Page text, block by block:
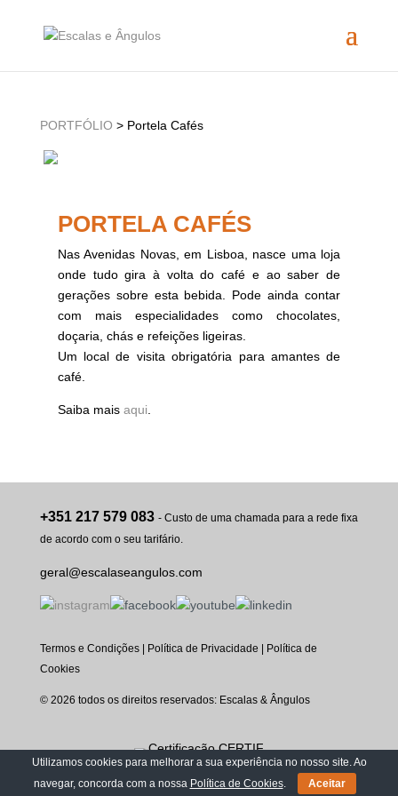
PORTFÓLIO > Portela Cafés
PORTELA CAFÉS
Nas Avenidas Novas, em Lisboa, nasce uma loja
onde tudo gira à volta do café e ao saber de
gerações sobre esta bebida. Pode ainda contar
com mais especialidades como chocolates,
doçaria, chás e refeições ligeiras.
Um local de visita obrigatória para amantes de
café.
Saiba mais aqui
+351 217 579 083 - Custo de uma chamada para a rede fixa
de acordo com o seu tarifário.
geral@escalaseangulos.com
Termos e Condições| Política de Privacidade
Política de
Cookies
© 2026 todos os direitos reservados: Escalas & Ângulos
Utilizamos cookies para melhorar a sua experiência no nosso site. Ao
navegar, concorda com a nossa Política de Cookies. Aceitar